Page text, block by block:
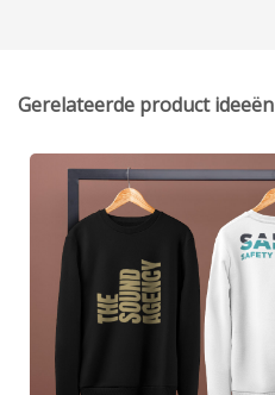
Gerelateerde product ideeën